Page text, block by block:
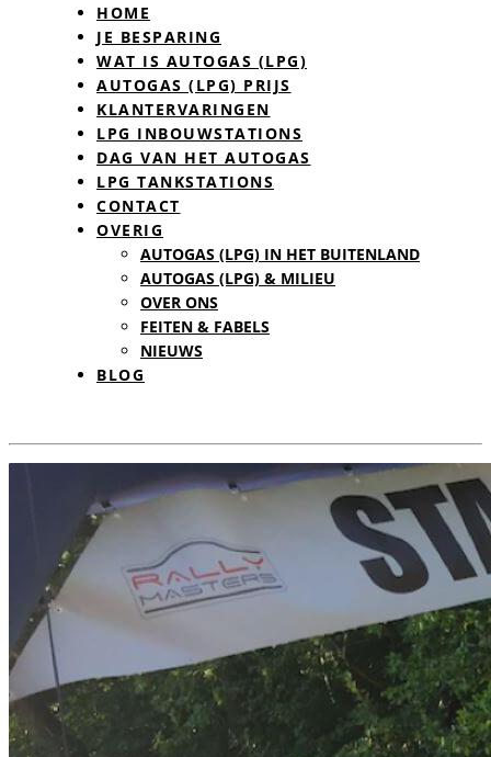
HOME
JE BESPARING
WAT IS AUTOGAS (LPG)
AUTOGAS (LPG) PRIJS
KLANTERVARINGEN
LPG INBOUWSTATIONS
DAG VAN HET AUTOGAS
LPG TANKSTATIONS
CONTACT
OVERIG
AUTOGAS (LPG) IN HET BUITENLAND
AUTOGAS (LPG) & MILIEU
OVER ONS
FEITEN & FABELS
NIEUWS
BLOG